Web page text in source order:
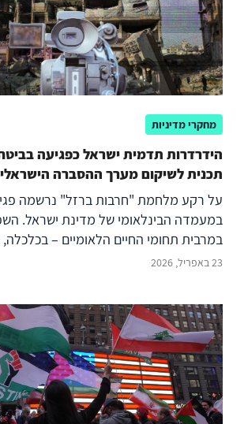
מחקרי מדיניות
הידרדרות תדמית ישראל כפגיעה
תכנית לשיקום מערך ההסברה הישראלי
על רקע מלחמת "חרבות ברזל" נרשמה
במעמדה הבינלאומי של מדינת ישראל.
במרבית תחומי החיים הלאומיים –
בתרבות, בביטחון הקהילות היהודיות
בסיס במחלוקת על הפתרון הראוי לסכסוך
פלסטיני, בהתנגדות אידיאולוגית לקיום
דמוגרפיות ופוליטיות פנימיות במדינות
קשורים בהכרח לישראל. עם זאת, מלחמת
חוללה שיא חדש בעוצמת המתקפה
הבידוד של ישראל – אתגר שאליו ישראל
23 באפריל, 2026